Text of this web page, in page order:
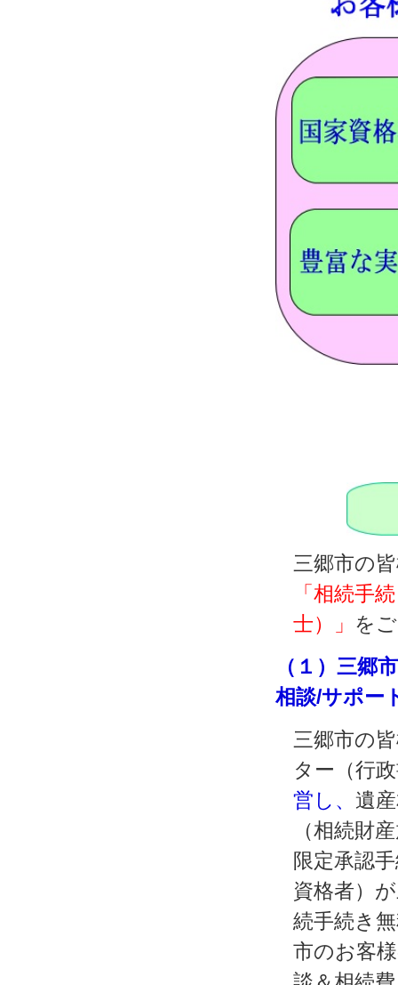
三郷市の
「相続手
士）」 を
（１）三郷
相談/サポー
三郷市の
ター（行
営し、 遺
（相続財
限定承認
資格者）
続手続き
市のお客